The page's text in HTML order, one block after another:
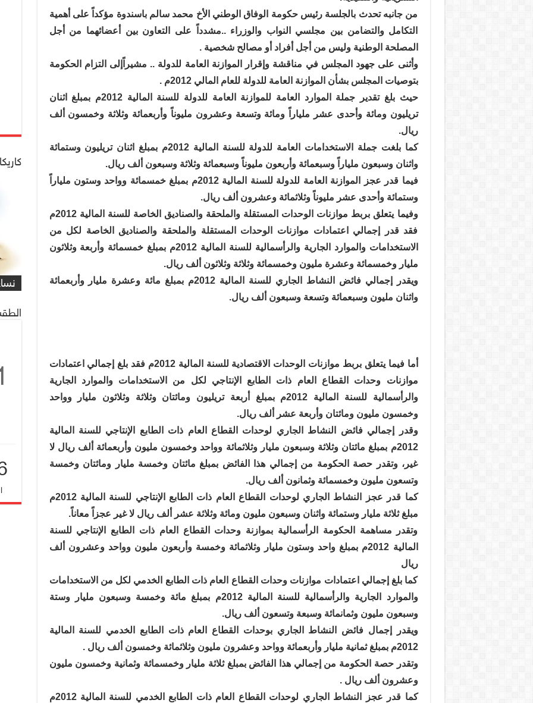
من جانبه تحدث بالجلسة رئيس حكومة الوفاق الوطني الأخ محمد سالم باسندوة مؤكداً على أهمية
التكامل والتضامن بين مجلسي النواب والوزراء ..مشدداً على التعاون بين أعضائهما من أجل
المصلحة الوطنية وليس من أجل أفراد أو مصالح شخصية .
وأثنى على جهود المجلس في مناقشة وإقرار الموازنة العامة للدولة .. مشيراًإلى التزام الحكومة
بتوصيات المجلس بشأن الموازنة العامة للدولة للعام المالي 2012م .
حيث بلغ تقدير جملة الموارد العامة للموازنة العامة للدولة للسنة المالية 2012م بمبلغ اثنان
تريليون ومائة وأحدى عشر ملياراً ومائة وتسعة وعشرون مليوناً وأربعمائة وثلاثة وخمسون ألف
ريال.
كما بلغت جملة الاستخدامات العامة للدولة للسنة المالية 2012م بمبلغ اثنان تريليون وستمائة
واثنان وسبعون ملياراً وسبعمائة وأربعون مليوناً وسبعمائة وثلاثة وسبعون ألف ريال.
فيما قدر عجز الموازنة العامة للدولة للسنة المالية 2012م بمبلغ خمسمائة وواحد وستون ملياراً
وستمائة وأحدى عشر مليوناً وثلاثمائة وعشرون ألف ريال.
وفيما يتعلق بربط موازنات الوحدات المستقلة والملحقة والصناديق الخاصة للسنة المالية 2012م
فقد قدر إجمالي اعتمادات موازنات الوحدات المستقلة والملحقة والصناديق الخاصة لكل من
الاستخدامات والموارد الجارية والرأسمالية للسنة المالية 2012م بمبلغ خمسمائة وأربعة وثلاثون
مليار وخمسمائة وعشرة مليون وخمسمائة وثلاثة وثلاثون ألف ريال.
ويقدر إجمالي فائض النشاط الجاري للسنة المالية 2012م بمبلغ مائة وعشرة مليار وأربعمائة
واثنان مليون وسبعمائة وتسعة وسبعون ألف ريال.
أما فيما يتعلق بربط موازنات الوحدات الاقتصادية للسنة المالية 2012م فقد بلغ إجمالي اعتمادات
موازنات وحدات القطاع العام ذات الطابع الإنتاجي لكل من الاستخدامات والموارد الجارية
والرأسمالية للسنة المالية 2012م بمبلغ أربعة تريليون ومائتان وثلاثة وثلاثون مليار وواحد
وخمسون مليون ومائتان وأربعة عشر ألف ريال.
وقدر إجمالي فائض النشاط الجاري لوحدات القطاع العام ذات الطابع الإنتاجي للسنة المالية
2012م بمبلغ مائتان وثلاثة وسبعون مليار وثلاثمائة وواحد وخمسون مليون وأربعمائة ألف ريال لا
غير، وتقدر حصة الحكومة من إجمالي هذا الفائض بمبلغ مائتان وخمسة مليار ومائتان وخمسة
وتسعون مليون وخمسمائة وثمانون ألف ريال.
كما قدر عجز النشاط الجاري لوحدات القطاع العام ذات الطابع الإنتاجي للسنة المالية 2012م
مبلغ ثلاثة مليار وستمائة واثنان وسبعون مليون ومائة وثلاثة عشر ألف ريال لا غير عجزاً معاناً.
وتقدر مساهمة الحكومة الرأسمالية بموازنة وحدات القطاع العام ذات الطابع الإنتاجي للسنة
المالية 2012م بمبلغ واحد وستون مليار وثلاثمائة وخمسة وأربعون مليون وواحد وعشرون ألف
ريال
كما بلغ إجمالي اعتمادات موازنات وحدات القطاع العام ذات الطابع الخدمي لكل من الاستخدامات
والموارد الجارية والرأسمالية للسنة المالية 2012م بمبلغ مائة وخمسة وسبعون مليار وستة
وسبعون مليون وثمانمائة وسبعة وتسعون ألف ريال.
ويقدر إجمال فائض النشاط الجاري بوحدات القطاع العام ذات الطابع الخدمي للسنة المالية
2012م بمبلغ ثمانية مليار وأربعمائة وواحد وعشرون مليون وثلاثمائة وخمسون ألف ريال .
وتقدر حصة الحكومة من إجمالي هذا الفائض بمبلغ ثلاثة مليار وخمسمائة وثمانية وخمسون مليون
وعشرون ألف ريال .
كما قدر عجز النشاط الجاري لوحدات القطاع العام ذات الطابع الخدمي للسنة المالية 2012م
/يصادف 1